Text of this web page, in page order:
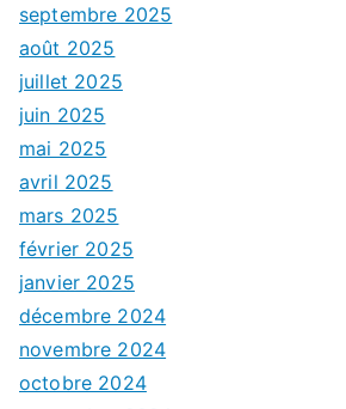
septembre 2025
août 2025
juillet 2025
juin 2025
mai 2025
avril 2025
mars 2025
février 2025
janvier 2025
décembre 2024
novembre 2024
octobre 2024